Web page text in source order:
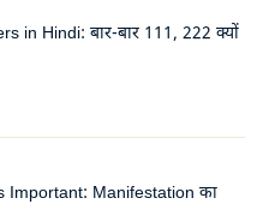
in Hindi: बार-बार 111, 222 क्यों
Important: Manifestation का